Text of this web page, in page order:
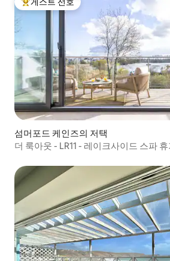
상위 게스트 선호
섬머포드 케인즈의 저택
더 룩아웃 - LR11 - 레이크사이드 스파